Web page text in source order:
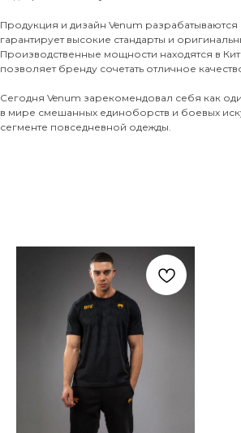
Продукция и дизайн Venum
гарантирует высокие стандарты и
Производственные мощности находятся в
позволяет бренду сочетать отличное
Сегодня Venum зарекомендовал себя как
в мире смешанных единоборств и боевых
сегменте повседневной одежды.